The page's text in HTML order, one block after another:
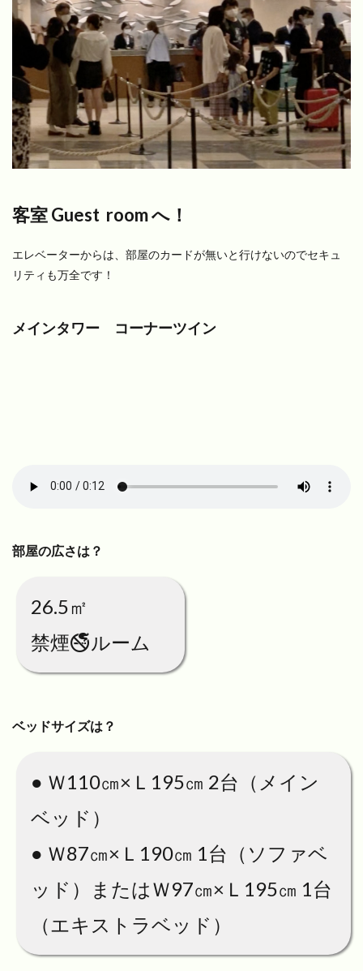
客室 Guest room へ！
エレベーターからは、部屋のカードが無いと行けないのでセキュ
リティも万全です！
メインタワー コーナーツイン
部屋の広さは？
26.5㎡
禁煙🚭ルーム
ベッドサイズは？
● Ｗ110㎝×Ｌ195㎝ 2台（メイン
ベッド）
● Ｗ87㎝×Ｌ190㎝ 1台（ソファベ
ッド）またはＷ97㎝×Ｌ195㎝ 1台
（エキストラベッド）